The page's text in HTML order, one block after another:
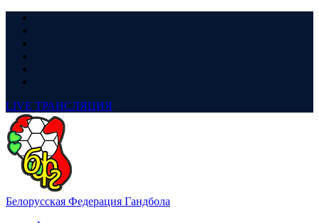
LIVE ТРАНСЛЯЦИЯ
Белорусская Федерация Гандбола